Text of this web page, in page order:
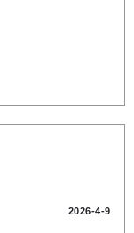
2026-4-9